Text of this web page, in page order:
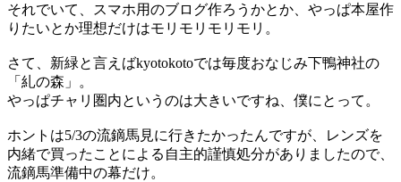
それでいて、スマホ用のブログ作ろうかとか、やっぱ本屋作
りたいとか理想だけはモリモリモリモリ。
さて、新緑と言えばkyotokotoでは毎度おなじみ下鴨神社の
「糺の森」。
やっぱチャリ圏内というのは大きいですね、僕にとって。
ホントは5/3の流鏑馬見に行きたかったんですが、レンズを
内緒で買ったことによる自主的謹慎処分がありましたので、
流鏑馬準備中の幕だけ。